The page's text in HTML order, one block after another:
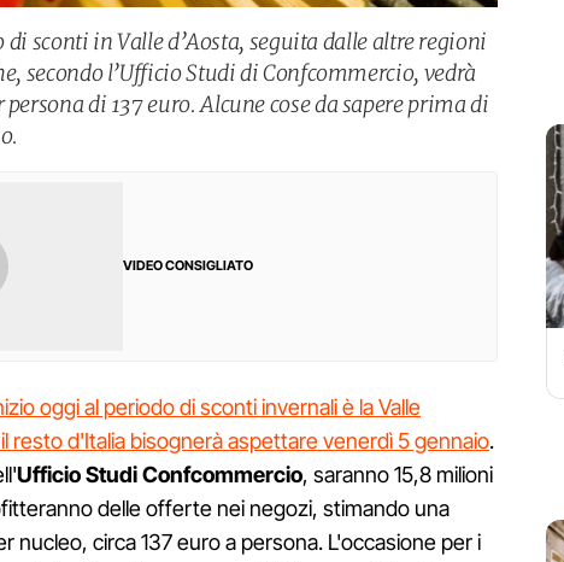
sconti in Valle d’Aosta, seguita dalle altre regioni
secondo l’Ufficio Studi di Confcommercio, vedrà
di 137 euro. Alcune cose da sapere prima di
VIDEO CONSIGLIATO
oggi al periodo di sconti invernali è la Valle
resto d'Italia bisognerà aspettare venerdì 5 gennaio.
Ufficio Studi Confcommercio, saranno 15,8 milioni
delle offerte nei negozi, stimando una
nucleo, circa 137 euro a persona. L'occasione per i